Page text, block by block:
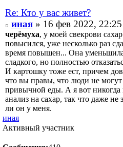
Re: Кто у вас живет?
иная» 16 фев 2022, 22:25
черёмуха, у моей свекрови сахар
повысился, уже несколько раз
время повышен... Она
сладкого, но полностью
И картошку тоже ест, причем
что вы правы, что люди не могут
привычной еды. А я вот никогда
анализ на сахар, так что даже
ли он у меня.
иная
Активный участник